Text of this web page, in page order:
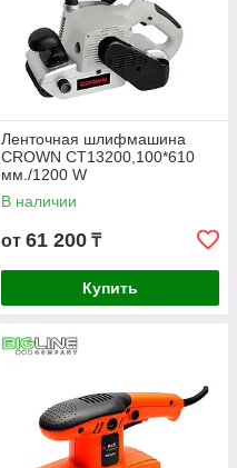
Ленточная шлифмашина
CROWN СТ13200,100*610
мм./1200 W
В наличии
от 61 200 ₸
Купить